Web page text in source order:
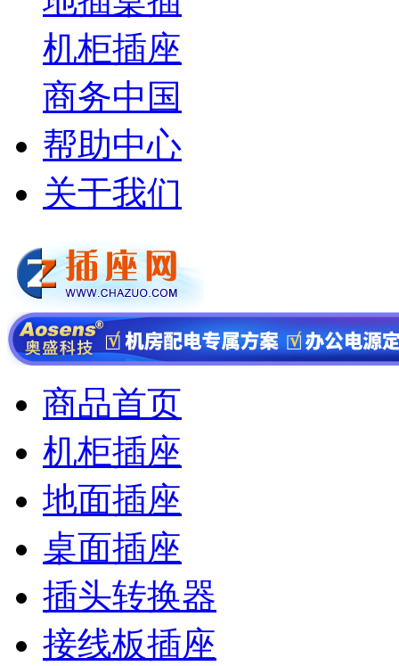
机柜插座
商务中国
帮助中心
关于我们
商品首页
机柜插座
地面插座
桌面插座
插头转换器
接线板插座